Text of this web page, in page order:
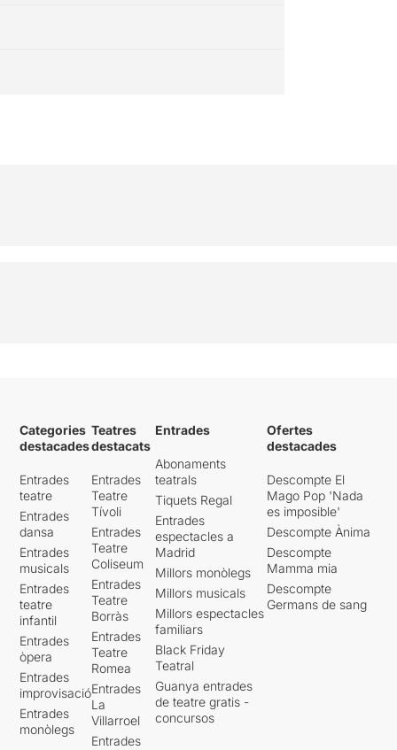
Categories
destacades
Entrades
teatre
Entrades
dansa
Entrades
musicals
Entrades
teatre
infantil
Entrades
òpera
Entrades
improvisació
Entrades
monòlegs
Teatres
destacats
Entrades
Teatre
Tívoli
Entrades
Teatre
Coliseum
Entrades
Teatre
Borràs
Entrades
Teatre
Romea
Entrades
La
Villarroel
Entrades
Entrades
Abonaments
teatrals
Tiquets Regal
Entrades
espectacles a
Madrid
Millors monòlegs
Millors musicals
Millors espectacles
familiars
Black Friday
Teatral
Guanya entrades
de teatre gratis -
concursos
Ofertes
destacades
Descompte El
Mago Pop 'Nada
es imposible'
Descompte Ànima
Descompte
Mamma mia
Descompte
Germans de sang